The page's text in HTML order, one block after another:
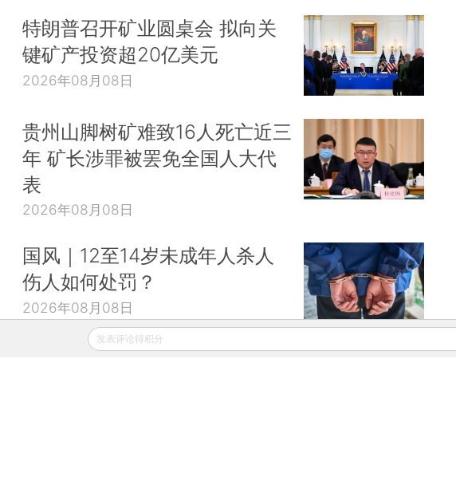
特朗普召开矿业圆桌会 拟向关
键矿产投资超20亿美元
2026年08月08日
贵州山脚树矿难致16人死亡近三
年 矿长涉罪被罢免全国人大代
表
2026年08月08日
国风｜12至14岁未成年人杀人
伤人如何处罚？
2026年08月08日
发表评论得积分